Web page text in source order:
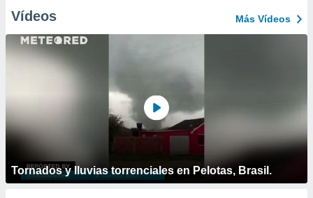
Vídeos Más Vídeos
Tornados y lluvias torrenciales en Pelotas, Brasil.